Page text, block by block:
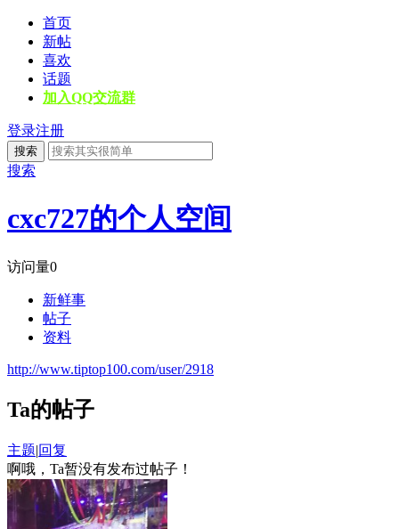
首页
新帖
喜欢
话题
加入QQ交流群
登录注册
搜索
搜索
cxc727的个人空间
访问量0
新鲜事
帖子
资料
http://www.tiptop100.com/user/2918
Ta的帖子
主题|回复
啊哦，Ta暂没有发布过帖子！